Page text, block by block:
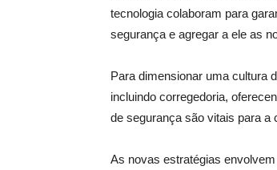
tecnologia colaboram para
segurança e agregar a ele as
Para dimensionar uma cultura
incluindo corregedoria,
de segurança são vitais para a
As novas estratégias